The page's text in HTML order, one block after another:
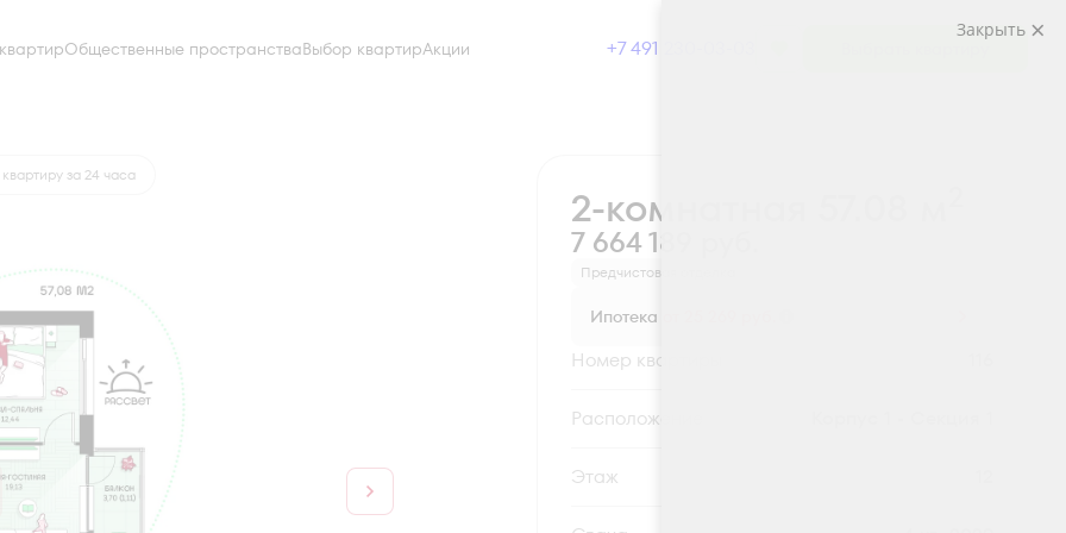
Общественные пространстваВыбор квартирАкции +7 491 230-03-03
от 25 269 руб.
за 24 часа
2-комнатная 57.08 м
7 664 189 руб.
Предчистовая отделка
Ипотека
Номер квартиры
Секция
Этаж
Закрыть